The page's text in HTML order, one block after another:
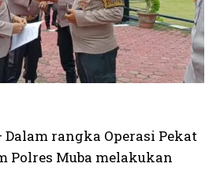
Dalam rangka Operasi Pekat
Polres Muba melakukan